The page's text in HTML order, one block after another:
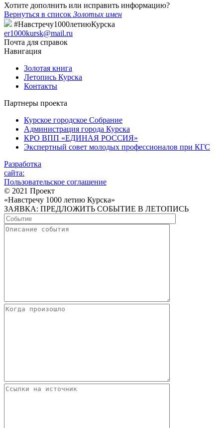
Хотите дополнить или исправить информацию?
Вернуться в список Золотых имен
#Навстречу1000летиюКурска
er1000kursk@mail.ru
Почта для справок
Навигация
Золотая книга
Летопись Курска
Контакты
Партнеры проекта
Курское городское Собрание
Администрация города Курска
КРО ВПП «ЕДИНАЯ РОССИЯ»
Экспертный совет молодых профессионалов при КГС
Разработка
сайта:
Пользовательское соглашение
© 2021 Проект
«Навстречу 1000 летию Курска»
ЗАЯВКА: ПРЕДЛОЖИТЬ СОБЫТИЕ В ЛЕТОПИСЬ